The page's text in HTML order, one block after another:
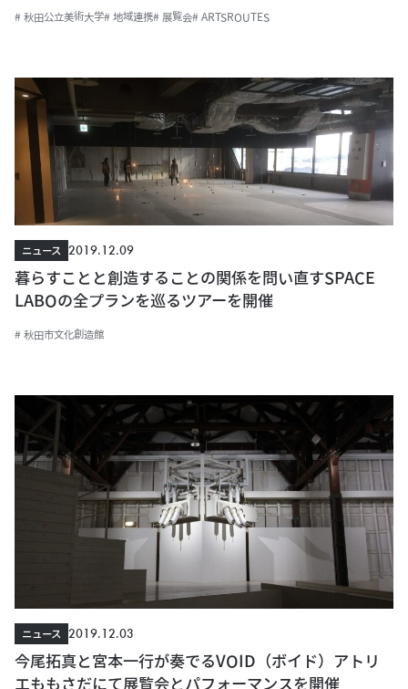
# 秋田公立美術大学# 地域連携# 展覧会# ARTSROUTES
ニュース
2019.12.09
暮らすことと創造することの関係を問い直すSPACE
LABOの全プランを巡るツアーを開催
# 秋田市文化創造館
ニュース
2019.12.03
今尾拓真と宮本一行が奏でるVOID（ボイド）アトリ
エももさだにて展覧会とパフォーマンスを開催